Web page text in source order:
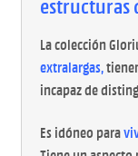
estructuras
La colección
extralargas,
incapaz de
Es idóneo para